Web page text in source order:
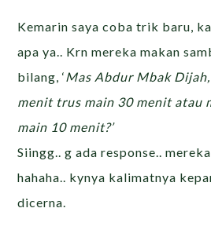
Kemarin saya coba trik baru,
apa ya.. Krn mereka makan
bilang, ‘Mas Abdur Mbak
menit trus main 30 menit atau
main 10 menit?’
Siingg.. g ada response..
hahaha.. kynya kalimatnya
dicerna.